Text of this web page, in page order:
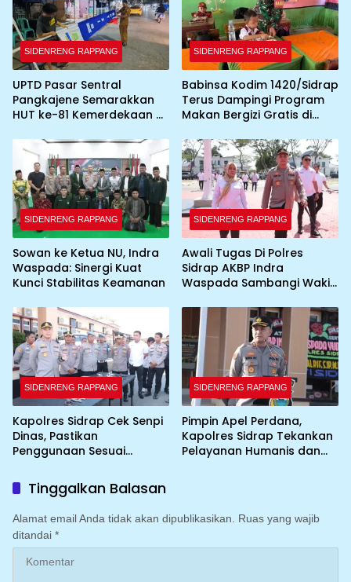
SIDENRENG RAPPANG
UPTD Pasar Sentral
Pangkajene Semarakkan
HUT ke-81 Kemerdekaan RI
Umbul-Umbul dan
Dekorasi Merah Putih
SIDENRENG RAPPANG
Babinsa Kodim 1420/Sidrap
Terus Dampingi Program
Makan Bergizi Gratis di
SIDENRENG RAPPANG
Sowan ke Ketua NU, Indra
Waspada: Sinergi Kuat
Kunci Stabilitas Keamanan
SIDENRENG RAPPANG
Awali Tugas Di Polres
Sidrap AKBP Indra
Waspada Sambangi Wakil
SIDENRENG RAPPANG
Kapolres Sidrap Cek Senpi
Dinas, Pastikan
Penggunaan Sesuai
SIDENRENG RAPPANG
Pimpin Apel Perdana,
Kapolres Sidrap Tekankan
Pelayanan Humanis dan
Tinggalkan Balasan
Alamat email Anda tidak akan dipublikasikan.
Ruas yang wajib
ditandai *